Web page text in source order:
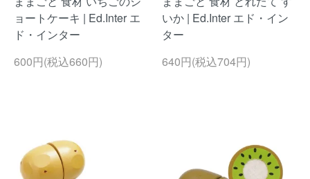
ョートケーキ | Ed.Inter エ
ド・インター
600円(税込660円)
いか | Ed.Inter エド・イン
ター
640円(税込704円)